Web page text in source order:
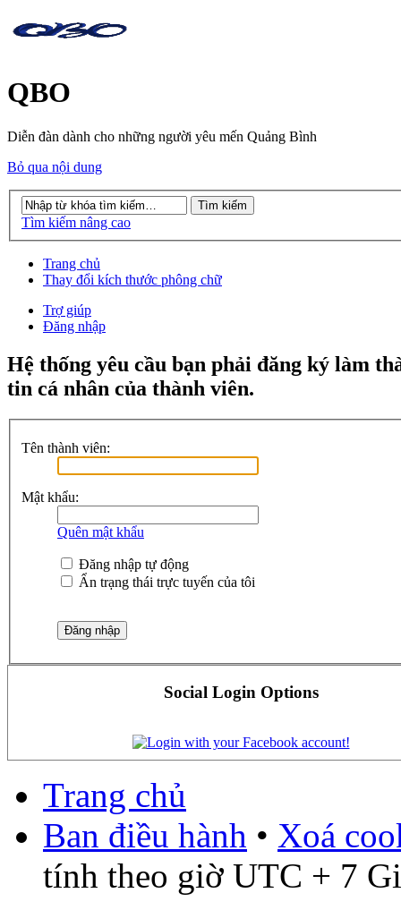
QBO
Diễn đàn dành cho những người yêu mến Quảng Bình
Bỏ qua nội dung
Tìm kiếm nâng cao
Trang chủ
Thay đổi kích thước phông chữ
Trợ giúp
Đăng nhập
Hệ thống yêu cầu bạn phải đăng ký làm
tin cá nhân của thành viên.
Tên thành viên:
Mật khẩu:
Quên mật khẩu
Đăng nhập tự động
Ẩn trạng thái trực tuyến của tôi
Social Login Options
Trang chủ
Ban điều hành • Xoá
tính theo giờ UTC + 7